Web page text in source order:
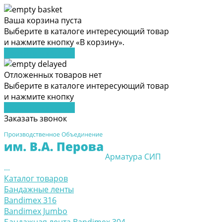
Ваша корзина пуста
Выберите в каталоге интересующий товар
и нажмите кнопку «В корзину».
Отложенных товаров нет
Выберите в каталоге интересующий товар
и нажмите кнопку
Заказать звонок
Арматура СИП
...
Каталог товаров
Бандажные ленты
Bandimex 316
Bandimex Jumbo